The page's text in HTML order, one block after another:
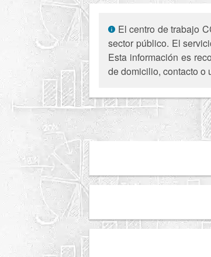
El centro de trabajo
sector público. El
Esta información es
de domicilio, contacto o